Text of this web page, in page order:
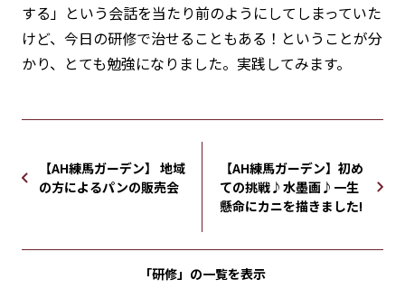
する」という会話を当たり前のようにしてしまっていた
けど、今日の研修で治せることもある！ということが分
かり、とても勉強になりました。実践してみます。
【AH練馬ガーデン】 地域
の方によるパンの販売会
【AH練馬ガーデン】初め
ての挑戦♪水墨画♪一生
懸命にカニを描きました!
「研修」の一覧を表示